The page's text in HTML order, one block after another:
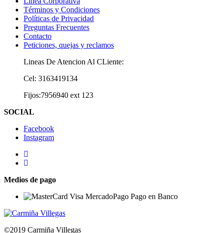
Términos y Condiciones
Políticas de Privacidad
Preguntas Frecuentes
Contacto
Peticiones, quejas y reclamos
Lineas De Atencion Al CLiente:
Cel: 3163419134
Fijos:7956940 ext 123
SOCIAL
Facebook
Instagram
Medios de pago
©2019 Carmiña Villegas